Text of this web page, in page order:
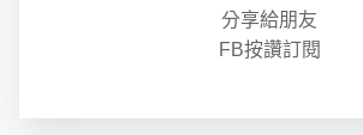
分享給朋友
FB按讚訂閱